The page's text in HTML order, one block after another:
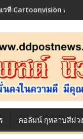
วที Cartoonvision
เผย 10 เมนูสุดฮิต ตลอด
คอลัมน์ กุหลาบสีม่วง